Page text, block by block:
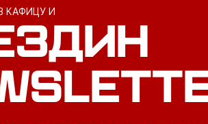
КАФИЦУ И